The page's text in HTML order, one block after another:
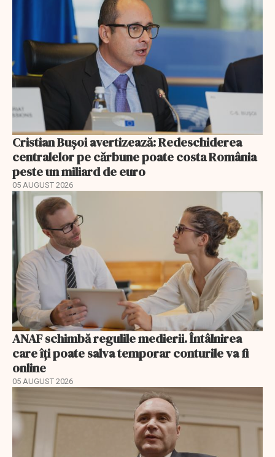
Cristian Bușoi avertizează: Redeschiderea
centralelor pe cărbune poate costa România
peste un miliard de euro
05 AUGUST 2026
ANAF schimbă regulile medierii. Întâlnirea
care îți poate salva temporar conturile va fi
online
05 AUGUST 2026